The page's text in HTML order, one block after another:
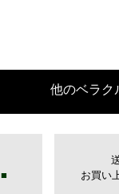
他のベラク